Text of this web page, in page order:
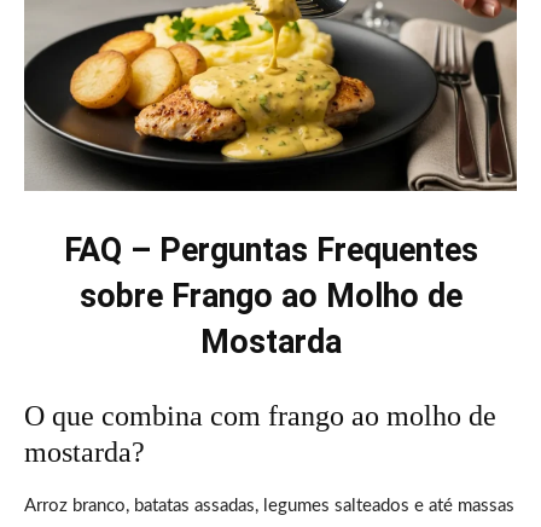
FAQ – Perguntas Frequentes
sobre Frango ao Molho de
Mostarda
O que combina com frango ao molho de
mostarda?
Arroz branco, batatas assadas, legumes salteados e até massas